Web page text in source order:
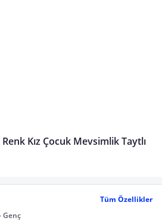
Kız Çocuk Mevsimlik Taytlı
Tüm Özellikler
Genç